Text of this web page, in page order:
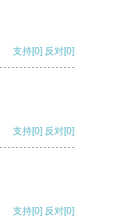
支持[0] 反对[0]
支持[0] 反对[0]
支持[0] 反对[0]